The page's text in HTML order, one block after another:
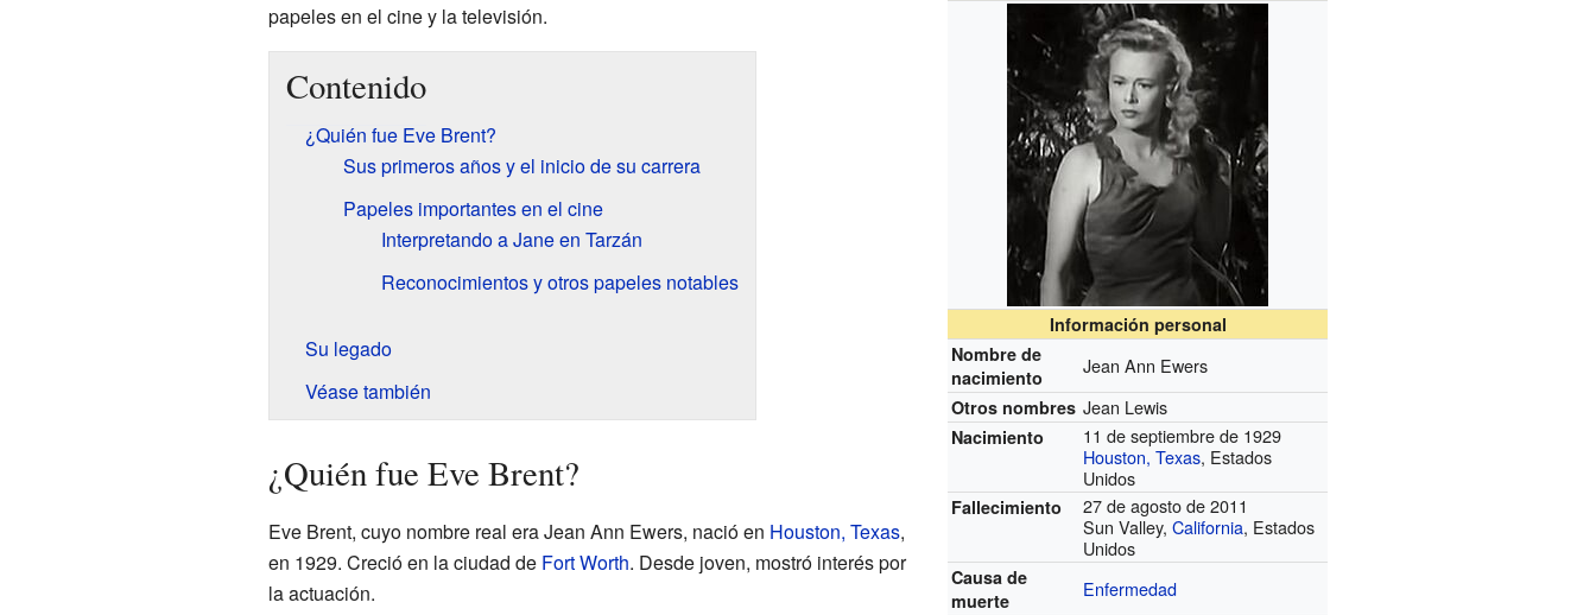
Información personal
Nombre de
nacimiento
Jean Ann Ewers
Otros nombres Jean Lewis
Nacimiento
11 de septiembre de 1929
Houston, Texas, Estados
Unidos
Fallecimiento
27 de agosto de 2011
Sun Valley,California, Estados
Unidos
Causa de
muerte
Enfermedad
papeles en el cine y la televisión.
Contenido
¿Quién fue Eve Brent?
Sus primeros años y el inicio de su carrera
Papeles importantes en el cine
Interpretando a Jane en Tarzán
Reconocimientos y otros papeles notables
Su legado
Véase también
¿Quién fue Eve Brent?
Eve Brent, cuyo nombre real era Jean Ann Ewers, nació en Houston, Texas,
en 1929. Creció en la ciudad de Fort Worth. Desde joven, mostró interés por
la actuación.